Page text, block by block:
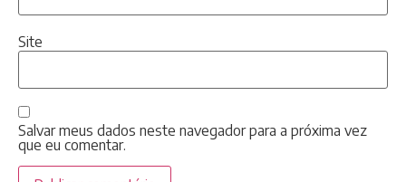
Site
Salvar meus dados neste navegador para a próxima vez
que eu comentar.